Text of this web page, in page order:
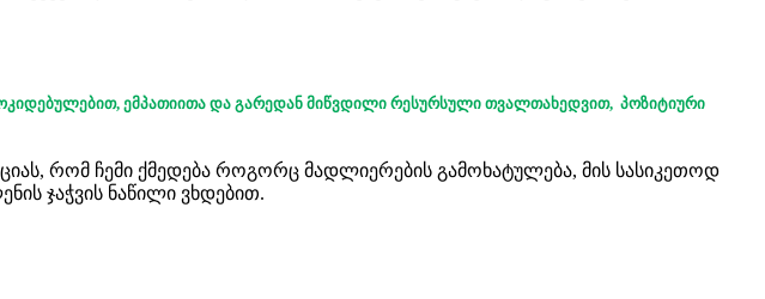
ემპათიითა და გარედან მიწვდილი რესურსული თვალთახედვით, პოზიტიური
რომ ჩემი ქმედება როგორც მადლიერების გამოხატულება, მის სასიკეთოდ
ჯაჭვის ნაწილი ვხდებით.